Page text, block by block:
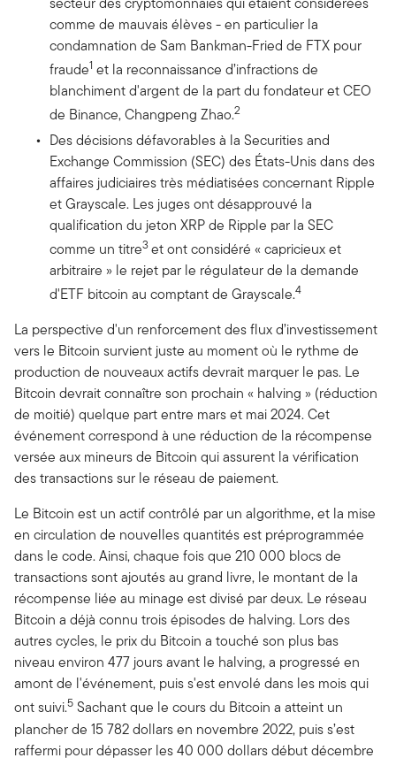
comme de mauvais élèves - en particulier la
condamnation de Sam Bankman-Fried de FTX pour
fraude1 et la reconnaissance d’infractions de
blanchiment d'argent de la part du fondateur et CEO
de Binance, Changpeng Zhao.2
Des décisions défavorables à la Securities and
Exchange Commission (SEC) des États-Unis dans des
affaires judiciaires très médiatisées concernant Ripple
et Grayscale. Les juges ont désapprouvé la
qualification du jeton XRP de Ripple par la SEC
comme un titre3et ont considéré « capricieux et
arbitraire » le rejet par le régulateur de la demande
d'ETF bitcoin au comptant de Grayscale.4
La perspective d'un renforcement des flux d’investissement
vers le Bitcoin survient juste au moment où le rythme de
production de nouveaux actifs devrait marquer le pas. Le
Bitcoin devrait connaître son prochain « halving » (réduction
de moitié) quelque part entre mars et mai 2024. Cet
événement correspond à une réduction de la récompense
versée aux mineurs de Bitcoin qui assurent la vérification
des transactions sur le réseau de paiement.
Le Bitcoin est un actif contrôlé par un algorithme, et la mise
en circulation de nouvelles quantités est préprogrammée
dans le code. Ainsi, chaque fois que 210 000 blocs de
transactions sont ajoutés au grand livre, le montant de la
récompense liée au minage est divisé par deux. Le réseau
Bitcoin a déjà connu trois épisodes de halving. Lors des
autres cycles, le prix du Bitcoin a touché son plus bas
niveau environ 477 jours avant le halving, a progressé en
amont de l'événement, puis s'est envolé dans les mois qui
ont suivi.5 Sachant que le cours du Bitcoin a atteint un
plancher de 15 782 dollars en novembre 2022, puis s’est
raffermi pour dépasser les 40 000 dollars début décembre